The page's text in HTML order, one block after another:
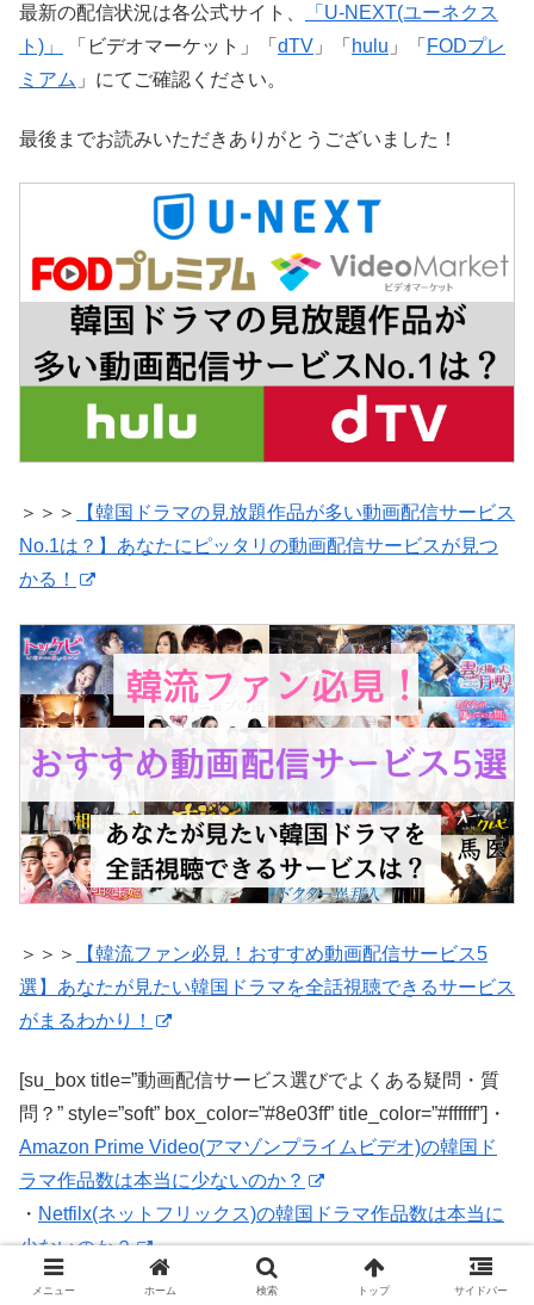
最新の配信状況は各公式サイト、
「U-NEXT(ユーネクス
ト)」
「ビデオマーケット」「 dTV 」「 hulu 」「 FODプレ
ミアム 」にてご確認ください。
最後までお読みいただきありがとうございました！
＞＞＞
【韓国ドラマの見放題作品が多い動画配信サービス
No.1は？】あなたにピッタリの動画配信サービスが見つ
かる！
＞＞＞
【韓流ファン必見！おすすめ動画配信サービス5
選】あなたが見たい韓国ドラマを全話視聴できるサービス
がまるわかり！
[su_box title=”動画配信サービス選びでよくある疑問・質
問？” style=”soft” box_color=”#8e03ff” title_color=”#ffffff”]・
Amazon Prime Video(アマゾンプライムビデオ)の韓国ド
ラマ作品数は本当に少ないのか？
・ Netfilx(ネットフリックス)の韓国ドラマ作品数は本当に
少ないのか？
hulu(フールー)の韓国ドラマ作品数は本当に少ないの
メニュー ホーム 検索 トップ サイドバー